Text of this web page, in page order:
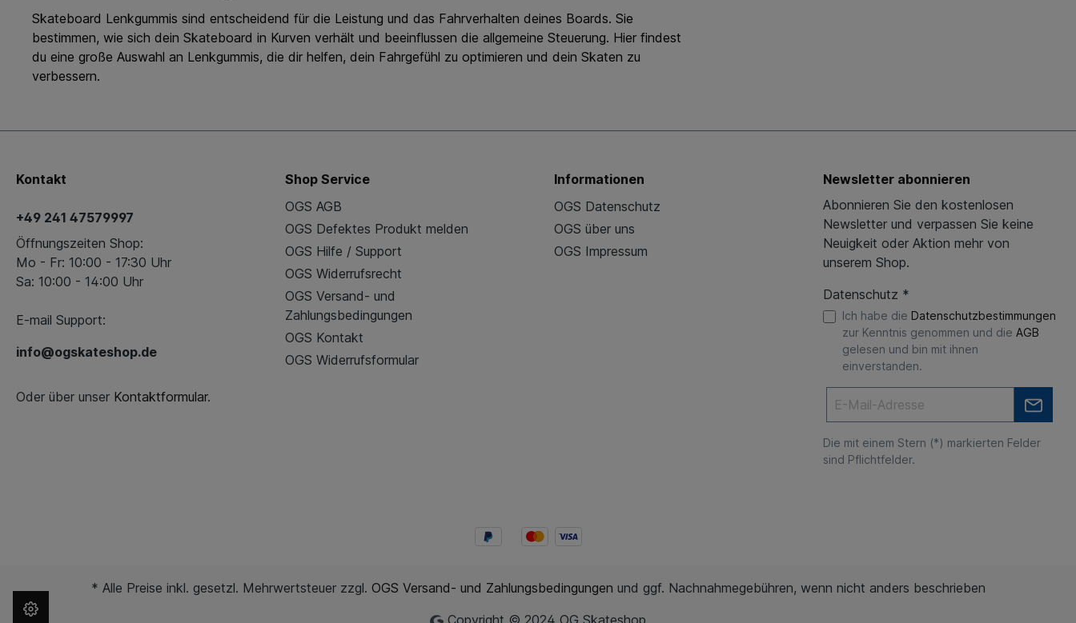
Skateboard Lenkgummis sind entscheidend für die Leistung und das Fahrverhalten deines Boards. Sie
bestimmen, wie sich dein Skateboard in Kurven verhält und beeinflussen die allgemeine Steuerung. Hier findest
du eine große Auswahl an Lenkgummis, die dir helfen, dein Fahrgefühl zu optimieren und dein Skaten zu
verbessern.
Kontakt
+49 241 47579997
Öffnungszeiten Shop:
Mo - Fr: 10:00 - 17:30 Uhr
Sa: 10:00 - 14:00 Uhr
E-mail Support:
info@ogskateshop.de
Oder über unser Kontaktformular.
Shop Service
OGS AGB
OGS Defektes Produkt melden
OGS Hilfe / Support
OGS Widerrufsrecht
OGS Versand- und
Zahlungsbedingungen
OGS Kontakt
OGS Widerrufsformular
Informationen
OGS Datenschutz
OGS über uns
OGS Impressum
Newsletter abonnieren
Abonnieren Sie den kostenlosen
Newsletter und verpassen Sie keine
Neuigkeit oder Aktion mehr von
unserem Shop.
Datenschutz *
Ich habe die Datenschutzbestimmungen
zur Kenntnis genommen und die AGB
gelesen und bin mit ihnen
einverstanden.
Die mit einem Stern (*) markierten Felder
sind Pflichtfelder.
* Alle Preise inkl. gesetzl. Mehrwertsteuer zzgl. OGS Versand- und Zahlungsbedingungen und ggf. Nachnahmegebühren, wenn nicht anders beschrieben
Copyright © 2024 OG Skateshop